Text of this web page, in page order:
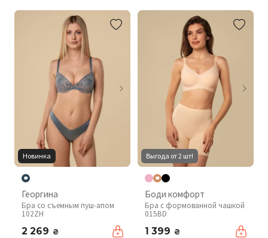
Новинка
Георгина
Бра со съемным пуш-апом
102ZH
2 269 ₴
Выгода от 2 шт!
Боди комфорт
Бра с формованной чашкой
015BD
1 399 ₴